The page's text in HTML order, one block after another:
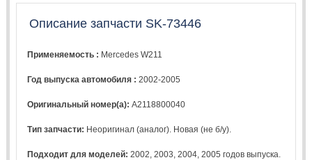
Описание запчасти SK-73446
Применяемость : Mercedes W211
Год выпуска автомобиля :2002-2005
Оригинальный номер(а):A2118800040
Тип запчасти: Неоригинал (аналог). Новая (не б/у).
Подходит для моделей: 2002 ,2003 ,2004 ,2005 годов выпуска.